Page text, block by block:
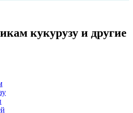
кукурузу и другие